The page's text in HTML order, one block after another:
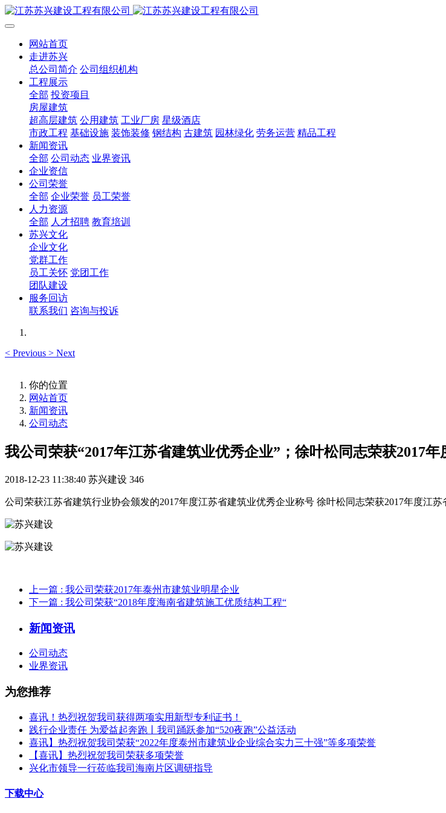
网站首页
走进苏兴
总公司简介 公司组织机构
工程展示
全部 投资项目
房屋建筑
超高层建筑 公用建筑 工业厂房 星级酒店
市政工程 基础设施 装饰装修 钢结构 古建筑 园林绿化 劳务运营 精品工程
新闻资讯
全部 公司动态 业界资讯
企业资信
公司荣誉
全部 企业荣誉 员工荣誉
人力资源
全部 人才招聘 教育培训
苏兴文化
企业文化
党群工作
员工关怀 党团工作
团队建设
服务回访
联系我们 咨询与投诉
< Previous > Next
你的位置
网站首页
新闻资讯
公司动态
我公司荣获“2017年江苏省建筑业优秀企业”；徐叶松同志荣获2017年
2018-12-23 11:38:40 苏兴建设 346
公司荣获江苏省建筑行业协会颁发的2017年度江苏省建筑业优秀企业称号 徐叶松同志荣获2017年度江苏
上一篇 : 我公司荣获2017年泰州市建筑业明星企业
下一篇 : 我公司荣获“2018年度海南省建筑施工优质结构工程“
新闻资讯
公司动态
业界资讯
为您推荐
喜讯！热烈祝贺我司获得两项实用新型专利证书！
践行企业责任 为爱益起奔跑丨我司踊跃参加“520夜跑”公益活动
喜讯】热烈祝贺我司荣获“2022年度泰州市建筑业企业综合实力三十强”等多项荣誉
【喜讯】热烈祝贺我司荣获多项荣誉​
兴化市领导一行莅临我司海南片区调研指导
下载中心